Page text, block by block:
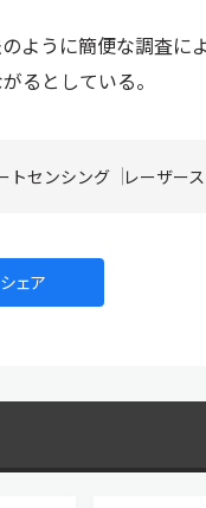
ように簡便な調査
るとしている。
トセンシング レーザー
シェア